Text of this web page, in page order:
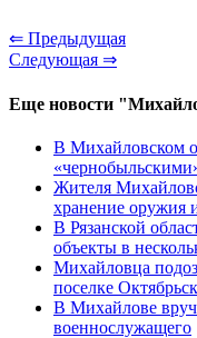
⇐ Предыдущая
Следующая ⇒
Еще новости
В Михайловском
Жителя
хранение оружия
В Рязанской
объекты в
Михайловца
поселке
В Михайлове
военнослужащего